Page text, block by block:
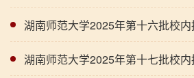
湖南师范大学2025年第十六批校
湖南师范大学2025年第十七批校